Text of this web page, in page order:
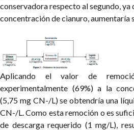
conservadora respecto al segundo, ya
concentración de cianuro, aumentaría
Aplicando el valor de
experimentalmente (69%) a la
(5,75 mg CN-/L) se obtendría una
CN-/L. Como esta remoción o es
de descarga requerido (1 mg/L),